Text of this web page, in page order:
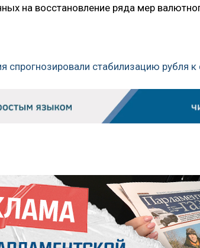
на восстановление ряда мер
спрогнозировали стабилизацию рубля